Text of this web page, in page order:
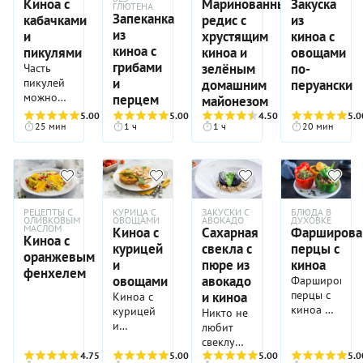
а
параллельно
в
сковороде
тушатся
овощи.
Перед
подачей
мы
соединяем
составляющие
горячего
и с
гордостью
подаем
на стол.
блюда.
сочетание
текстур и
ароматов.
Хотите —
подавайте
это
блюдо на
гарнир к
мясу или
хотите —
ешьте в
чистом
виде. В
любом
случае
этот
сытный и
очень
вкусный
салат вам
захочется
снова и
интересной.
В нашем
варианте
овощи
дополняет
необычная
своей
текстурой
киноа, а
вкус
фета.
Обратите
внимание,
голубцы
из
листьев
молодой
капусты
не нужно
долго
тушить,
10-15
минут
вполне
на всю
семью.
Продукты
для него
можно
купить в
время
года,
зависимости
от сезона
назначение
блюда
будет
меняться.
Например,
летом
салат
можно
подать на
заранее
Киноа с
кабачками
и
пикулями
Часть
пикулей
можно
заменить
консервированными
артишоками
вялеными
помидорами.
5.00
(3)
25 мин
ГЛЮТЕНА
Запеканка
из
киноа с
грибами
и
перцем
5.00
(3)
1 ч
Маринованный
редис с
хрустящим
киноа и
зелёным
домашним
майонезом
4.50
(2)
1 ч
Закуска
из
киноа с
овощами
по-
перуански
20 мин
РЕЦЕПТЫ С
ОЛИВКОВЫМ
МАСЛОМ
Киноа с
оранжевым
фенхелем
4.75
(4)
КУРИЦА С
ОВОЩАМИ
Киноа с
курицей
и
овощами
Киноа с
курицей
и
— сытное
5.00
(4)
ЗАКУСКИ С
АВОКАДО
Сахарная
свекла с
пюре из
авокадо
и киноа
Никто не
любит
свеклу
так, как
5.00
(2)
БЛЮДА В
ДУХОВКЕ
перцы с
киноа
перцы с
киноа —
для тех,